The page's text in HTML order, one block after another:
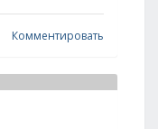
Комментировать